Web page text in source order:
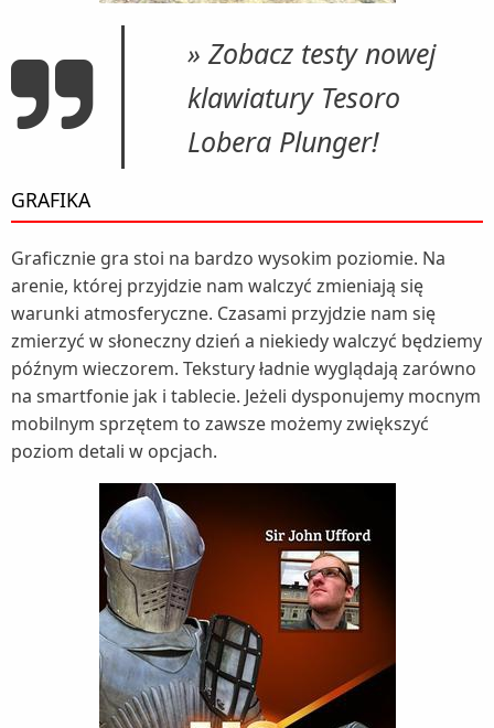
» Zobacz testy nowej
klawiatury Tesoro
Lobera Plunger!
GRAFIKA
Graficznie gra stoi na bardzo wysokim poziomie. Na
arenie, której przyjdzie nam walczyć zmieniają się
warunki atmosferyczne. Czasami przyjdzie nam się
zmierzyć w słoneczny dzień a niekiedy walczyć będziemy
późnym wieczorem. Tekstury ładnie wyglądają zarówno
na smartfonie jak i tablecie. Jeżeli dysponujemy mocnym
mobilnym sprzętem to zawsze możemy zwiększyć
poziom detali w opcjach.